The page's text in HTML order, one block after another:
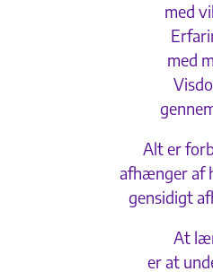
med
med
Alt er
afhænger af
gensidigt
At
er at